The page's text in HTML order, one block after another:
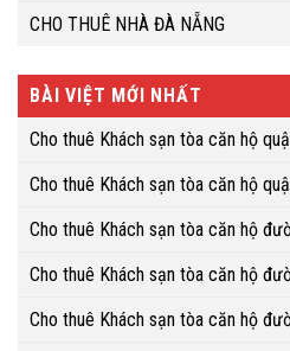
CHO THUÊ NHÀ ĐÀ NẴNG
BÀI VIỆT MỚI NHẤT
Cho thuê Khách sạn tòa căn hộ
Cho thuê Khách sạn tòa căn hộ
Cho thuê Khách sạn tòa căn hộ
Cho thuê Khách sạn tòa căn hộ
Cho thuê Khách sạn tòa căn hộ